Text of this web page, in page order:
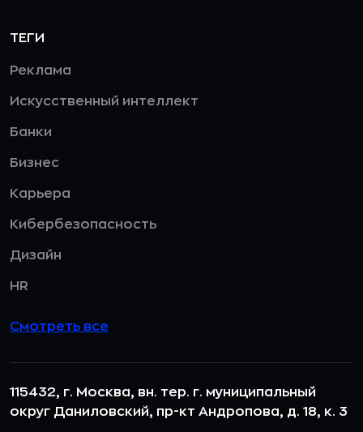
ТЕГИ
Реклама
Искусственный интеллект
Банки
Бизнес
Карьера
Кибербезопасность
Дизайн
HR
Смотреть все
115432, г. Москва, вн. тер. г. муниципальный
округ Даниловский, пр-кт Андропова, д. 18, к. 3